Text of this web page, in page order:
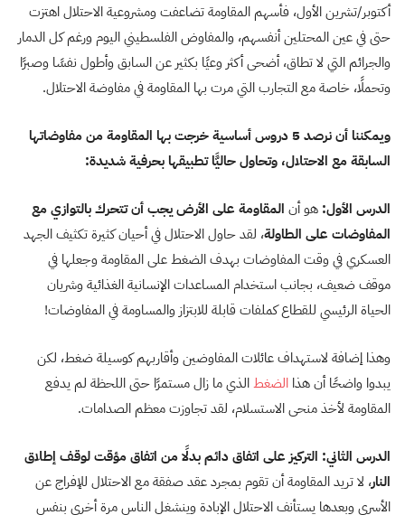
أكتوبر/تشرين الأول، فأسهم المقاومة تضاعفت ومشروعية الاحتلال اهتزت
حتى في عين المحتلين أنفسهم، والمفاوض الفلسطيني اليوم ورغم كل الدمار
والجرائم التي لا تطاق، أضحى أكثر وعيًا بكثير عن السابق وأطول نفسًا وصبرًا
وتحملًا، خاصة مع التجارب التي مرت بها المقاومة في مفاوضة الاحتلال.
ويمكننا أن نرصد 5 دروس أساسية خرجت بها المقاومة من مفاوضاتها
السابقة مع الاحتلال، وتحاول حاليًّا تطبيقها بحرفية شديدة:
الدرس الأول: هو أن المقاومة على الأرض يجب أن تتحرك بالتوازي مع
المفاوضات على الطاولة، لقد حاول الاحتلال في أحيان كثيرة تكثيف الجهد
العسكري في وقت المفاوضات بهدف الضغط على المقاومة وجعلها في
موقف ضعيف، بجانب استخدام المساعدات الإنسانية الغذائية وشريان
الحياة الرئيسي للقطاع كملفات قابلة للابتزاز والمساومة في المفاوضات!
وهذا إضافة لاستهداف عائلات المفاوضين وأقاربهم كوسيلة ضغط، لكن
يبدوا واضحًا أن هذا الضغطالذي ما زال مستمرًا حتى اللحظة لم يدفع
المقاومة لأخذ منحى الاستسلام، لقد تجاوزت معظم الصدامات.
الدرس الثاني: التركيز على اتفاق دائم بدلًا من اتفاق مؤقت لوقف إطلاق
النار، لا تريد المقاومة أن تقوم بمجرد عقد صفقة مع الاحتلال للإفراج عن
الأسرى وبعدها يستأنف الاحتلال الإبادة وينشغل الناس مرة أخرى بنفس